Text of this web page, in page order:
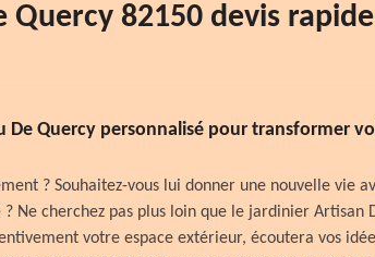
82150 devis
Quercy personnalisé pour transformer
? Souhaitez-vous lui donner une nouvelle vie
Ne cherchez pas plus loin que le jardinier Artisan
votre espace extérieur, écoutera vos